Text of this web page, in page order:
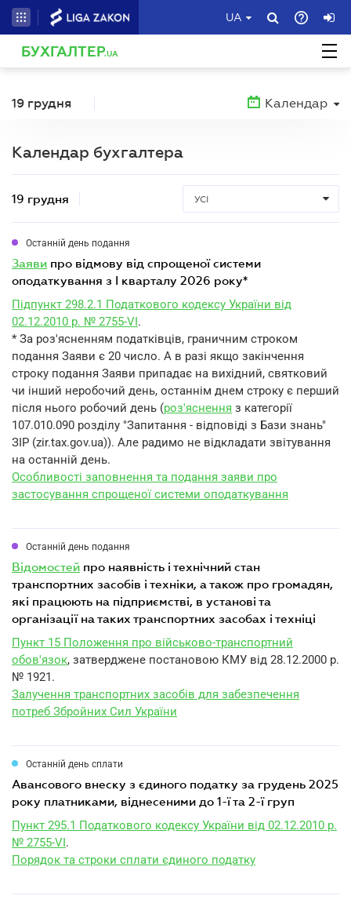
UA
БУХГАЛТЕР.UA
19 грудня Календар
Календар бухгалтера
19 грудня УСІ
Останній день подання
заяви про відмову від спрощеної системи
оподаткування з I кварталу 2026 року*
Підпункт 298.2.1 Податкового кодексу України від
02.12.2010 р. № 2755-VI.
* За роз'ясненням податківців, граничним строком
подання Заяви є 20 число. А в разі якщо закінчення
строку подання Заяви припадає на вихідний, святковий
чи інший неробочий день, останнім днем строку є перший
після нього робочий день (роз'яснення з категорії
107.010.090 розділу "Запитання - відповіді з Бази знань"
ЗІР (zir.tax.gov.ua)). Але радимо не відкладати звітування
на останній день.
Особливості заповнення та подання заяви про
застосування спрощеної системи оподаткування
Останній день подання
відомостей про наявність і технічний стан
транспортних засобів і техніки, а також про громадян,
які працюють на підприємстві, в установі та
організації на таких транспортних засобах і техніці
Пункт 15 Положення про військово-транспортний
обов'язок, затверджене постановою КМУ від 28.12.2000 р.
№ 1921.
Залучення транспортних засобів для забезпечення
потреб Збройних Сил України
Останній день сплати
авансового внеску з єдиного податку за грудень 2025
року платниками, віднесеними до 1-ї та 2-ї груп
Пункт 295.1 Податкового кодексу України від 02.12.2010 р.
№ 2755-VI.
Порядок та строки сплати єдиного податку